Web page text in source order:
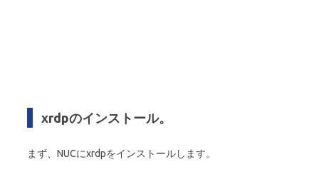
xrdpのインストール。
まず、NUCにxrdpをインストールします。